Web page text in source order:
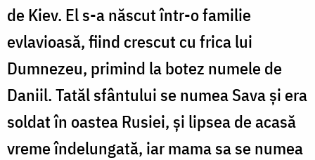
de Kiev. El s-a născut într-o familie
evlavioasă, fiind crescut cu frica lui
Dumnezeu, primind la botez numele de
Daniil. Tatăl sfântului se numea Sava și era
soldat în oastea Rusiei, și lipsea de acasă
vreme îndelungată, iar mama sa se numea